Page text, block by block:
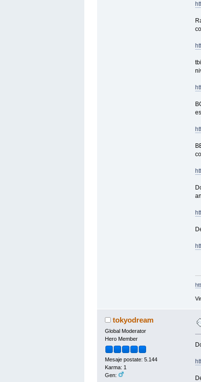
tokyodream
Global Moderator
Hero Member
Mesaje postate: 5.144
Karma: 1
Gen: